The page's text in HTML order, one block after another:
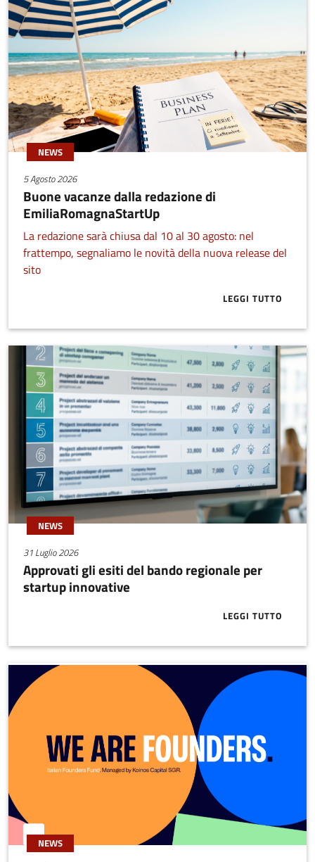
NEWS
5 Agosto 2026
Buone vacanze dalla redazione di
EmiliaRomagnaStartUp
La redazione sarà chiusa dal 10 al 30 agosto: nel
frattempo, segnaliamo le novità della nuova release del
sito
LEGGI TUTTO
ABOUT
NEWS
31 Luglio 2026
Approvati gli esiti del bando regionale per
startup innovative
LEGGI TUTTO
ABOUT
NEWS